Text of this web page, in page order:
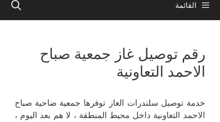
القائمة
رقم توصيل غاز جمعية صباح
الاحمد التعاونية
خدمة توصيل سلندرات الغاز توفرها جمعية ضاحية صباح
الاحمد التعاونية داخل محيط المنطقة ، لا هم بعد اليوم ،